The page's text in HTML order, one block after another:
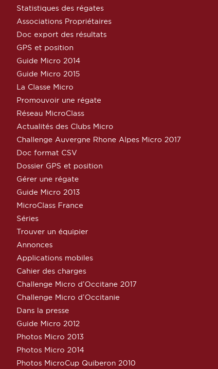
Statistiques des régates
Associations Propriétaires
Doc export des résultats
GPS et position
Guide Micro 2014
Guide Micro 2015
La Classe Micro
Promouvoir une régate
Réseau MicroClass
Actualités des Clubs Micro
Challenge Auvergne Rhone Alpes Micro 2017
Doc format CSV
Dossier GPS et position
Gérer une régate
Guide Micro 2013
MicroClass France
Séries
Trouver un équipier
Annonces
Applications mobiles
Cahier des charges
Challenge Micro d’Occitane 2017
Challenge Micro d’Occitanie
Dans la presse
Guide Micro 2012
Photos Micro 2013
Photos Micro 2014
Photos MicroCup Quiberon 2010